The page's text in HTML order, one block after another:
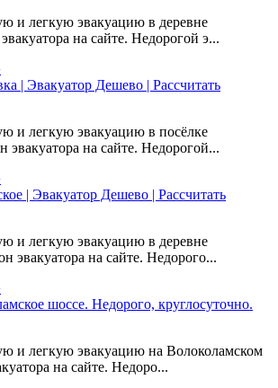
и легкую эвакуацию в деревне
на сайте. Недорогой э...
| Эвакуатор Дешево | Рассчитать
и легкую эвакуацию в посёлке
эвакуатора на сайте. Недорогой...
| Эвакуатор Дешево | Рассчитать
и легкую эвакуацию в деревне
эвакуатора на сайте. Недорого...
шоссе. Недорого, круглосуточно.
и легкую эвакуацию на Волоколамском
на сайте. Недоро...